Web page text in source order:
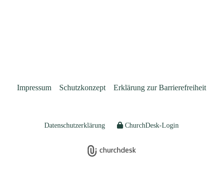
Impressum Schutzkonzept Erklärung zur Barrierefreiheit
Datenschutzerklärung ChurchDesk-Login